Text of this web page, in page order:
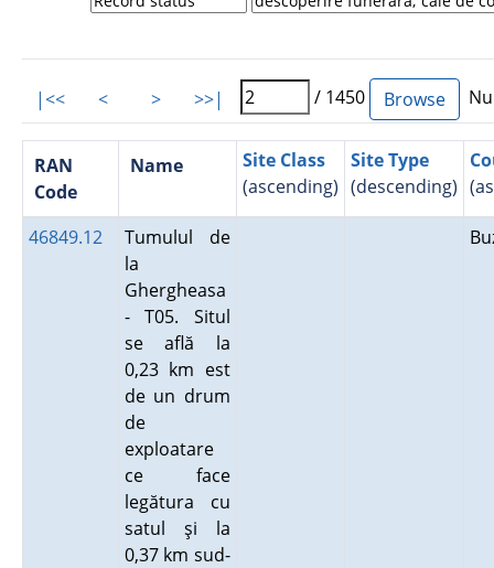
|<< < > >>| / 1450
RAN
Code
Name
Site Class
(ascending)
Site Type
(descending)
46849.12
Tumulul de
la
Ghergheasa
- T05. Situl
se află la
0,23 km est
de un drum
de
exploatare
ce face
legătura cu
satul şi la
0,37 km sud-